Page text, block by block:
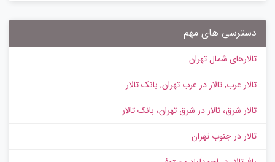
دسترسی های مهم
تالارهای شمال تهران
تالار غرب, تالار در غرب تهران, بانک تالار
تالار شرق، تالار در شرق تهران، بانک تالار
تالار در جنوب تهران